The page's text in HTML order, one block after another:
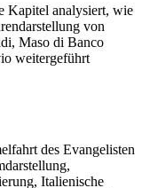
Kapitel analysiert, wie
von
Maso di Banco
weitergeführt
des Evangelisten
Italienische